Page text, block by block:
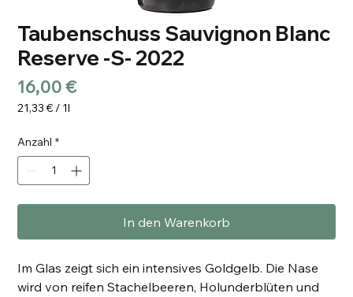
Taubenschuss Sauvignon Blanc
Reserve -S- 2022
16,00 €Preis
21,33 € / 1l
pro
1
Anzahl *
In den Warenkorb
Im Glas zeigt sich ein intensives Goldgelb. Die Nase
wird von reifen Stachelbeeren, Holunderblüten und